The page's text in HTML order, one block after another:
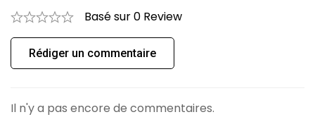
Basé sur 0 Review
Rédiger un commentaire
Il n'y a pas encore de commentaires.
0Question